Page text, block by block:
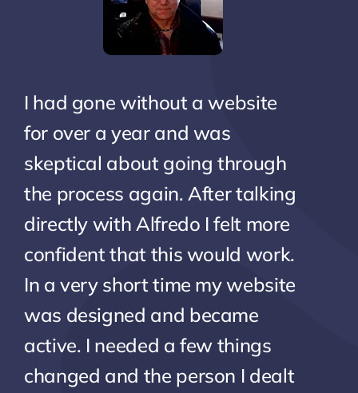
I had gone without a website
for over a year and was
skeptical about going through
the process again. After talking
directly with Alfredo I felt more
confident that this would work.
In a very short time my website
was designed and became
active. I needed a few things
changed and the person I dealt